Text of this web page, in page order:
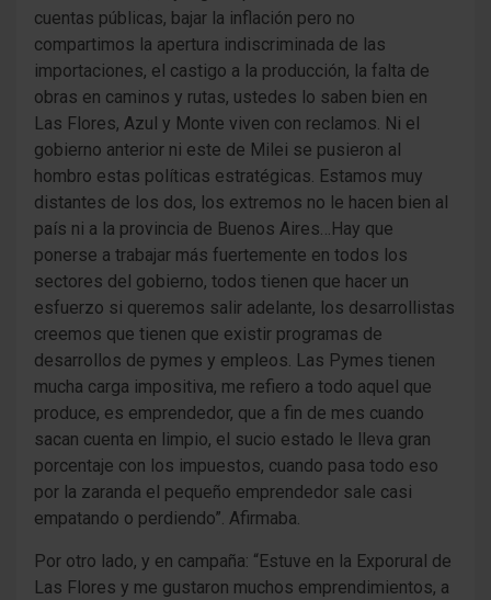
cuentas públicas, bajar la inflación pero no
compartimos la apertura indiscriminada de las
importaciones, el castigo a la producción, la falta de
obras en caminos y rutas, ustedes lo saben bien en
Las Flores, Azul y Monte viven con reclamos. Ni el
gobierno anterior ni este de Milei se pusieron al
hombro estas políticas estratégicas. Estamos muy
distantes de los dos, los extremos no le hacen bien al
país ni a la provincia de Buenos Aires…Hay que
ponerse a trabajar más fuertemente en todos los
sectores del gobierno, todos tienen que hacer un
esfuerzo si queremos salir adelante, los desarrollistas
creemos que tienen que existir programas de
desarrollos de pymes y empleos. Las Pymes tienen
mucha carga impositiva, me refiero a todo aquel que
produce, es emprendedor, que a fin de mes cuando
sacan cuenta en limpio, el sucio estado le lleva gran
porcentaje con los impuestos, cuando pasa todo eso
por la zaranda el pequeño emprendedor sale casi
empatando o perdiendo”. Afirmaba.
Por otro lado, y en campaña: “Estuve en la Exporural de
Las Flores y me gustaron muchos emprendimientos, a